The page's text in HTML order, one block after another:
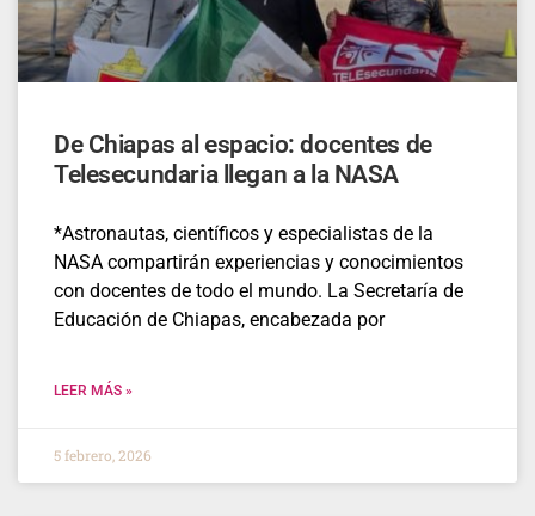
De Chiapas al espacio: docentes de
Telesecundaria llegan a la NASA
*Astronautas, científicos y especialistas de la
NASA compartirán experiencias y conocimientos
con docentes de todo el mundo. La Secretaría de
Educación de Chiapas, encabezada por
LEER MÁS »
5 febrero, 2026